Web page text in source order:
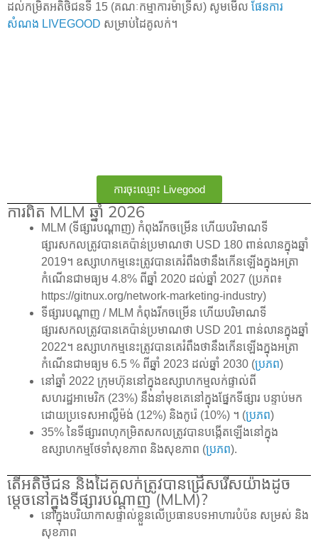
ដល់កម្រិតអតិថិជនទី 15 (គណៈកម្មាការម៉ាទ្រីស) សូមមើល ផែនការ
សំណង LIVEGOOD សម្រាប់ដៃគូលក់។
ការចុះឈ្មោះ Livegood
ការពិត MLM ឆ្នាំ 2026
MLM (ទីផ្សារបណ្តាញ) កំពុងរីកចម្រើន ហើយបរិមាណទី
ផ្សារសកលត្រូវបានគេប៉ាន់ប្រមាណថា USD 180 ពាន់លានក្នុងឆ្នាំ
2019។ ឧស្សាហកម្មនេះត្រូវបានគេរំពឹងថានឹងកើនឡើងក្នុងអត្រា
កំណើនជាមធ្យម 4.8% ពីឆ្នាំ 2020 ដល់ឆ្នាំ 2027 (ប្រភព៖
https://gitnux.org/network-marketing-industry)
ទីផ្សារបណ្តាញ / MLM កំពុងរីកចម្រើន ហើយបរិមាណទី
ផ្សារសកលត្រូវបានគេប៉ាន់ប្រមាណថា USD 201 ពាន់លានក្នុងឆ្នាំ
2022។ ឧស្សាហកម្មនេះត្រូវបានគេរំពឹងថានឹងកើនឡើងក្នុងអត្រា
កំណើនជាមធ្យម 6.5 % ពីឆ្នាំ 2023 ដល់ឆ្នាំ 2030 (ប្រភព)
នៅឆ្នាំ 2022 ក្រុមហ៊ុននៅក្នុងឧស្សាហកម្មលក់ផ្ទាល់ពី
សហរដ្ឋអាមេរិក (23%) នឹងនាំមុខគេនៅក្នុងផ្នែកទីផ្សារ បន្ទាប់មក
ដោយប្រទេសអាល្លឺម៉ង់ (12%) និងកូរ៉េ (10%) ។ (ប្រភព)
35% នៃទីផ្សារពហុកម្រិតសកលត្រូវបានបង្កើតឡើងនៅក្នុង
ឧស្សាហកម្មថែទាំសុខភាព និងសុខភាព (ប្រភព).
តើអតិថិជន និងដៃគូលក់ត្រូវបានជ្រើសរើសយ៉ាងដូច
ម្តេចនៅក្នុងទីផ្សារបណ្តាញ (MLM)?
នៅក្នុងបរិយាកាសផ្ទាល់ខ្លួនលើប្រធានបទអាហារបំប៉ន សម្រស់ និង
សុខភាព